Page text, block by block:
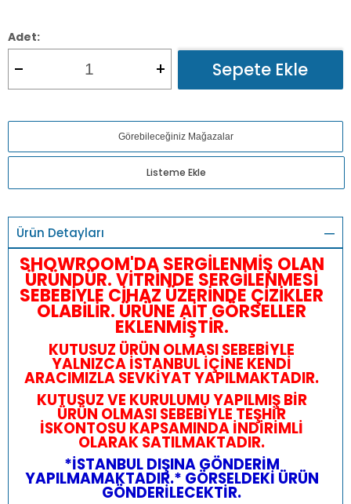
Adet:
Sepete Ekle
Görebileceğiniz Mağazalar
Listeme Ekle
Ürün Detayları
SHOWROOM'DA SERGİLENMİŞ OLAN
ÜRÜNDÜR. VİTRİNDE SERGİLENMESİ
SEBEBİYLE CİHAZ ÜZERİNDE ÇİZİKLER
OLABİLİR. ÜRÜNE AİT GÖRSELLER
EKLENMİŞTİR.
KUTUSUZ ÜRÜN OLMASI SEBEBİYLE
YALNIZCA İSTANBUL İÇİNE KENDİ
ARACIMIZLA SEVKİYAT YAPILMAKTADIR.
KUTUSUZ VE KURULUMU YAPILMIŞ BİR
ÜRÜN OLMASI SEBEBİYLE TEŞHİR
İSKONTOSU KAPSAMINDA İNDİRİMLİ
OLARAK SATILMAKTADIR.
*İSTANBUL DIŞINA GÖNDERİM
YAPILMAMAKTADIR.* GÖRSELDEKİ ÜRÜN
GÖNDERİLECEKTİR.